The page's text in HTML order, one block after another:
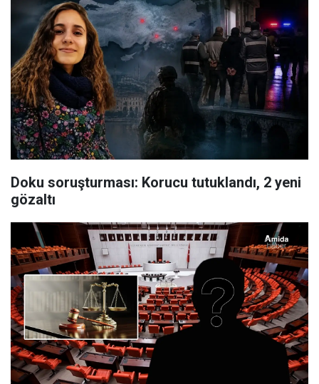
Doku soruşturması: Korucu tutuklandı, 2 yeni
gözaltı